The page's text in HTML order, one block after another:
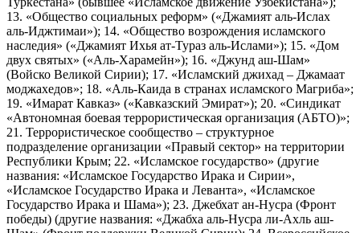
13. «Общество социальных реформ» («Джамият аль-Ислах
аль-Иджтимаи»); 14. «Общество возрождения исламского
наследия» («Джамият Ихья ат-Тураз аль-Ислами»); 15. «Дом
двух святых» («Аль-Харамейн»); 16. «Джунд аш-Шам»
(Войско Великой Сирии); 17. «Исламский джихад – Джамаат
моджахедов»; 18. «Аль-Каида в странах исламского Магриба»;
19. «Имарат Кавказ» («Кавказский Эмират»); 20. «Синдикат
«Автономная боевая террористическая организация (АБТО)»;
21. Террористическое сообщество – структурное
подразделение организации «Правый сектор» на территории
Республики Крым; 22. «Исламское государство» (другие
названия: «Исламское Государство Ирака и Сирии»,
«Исламское Государство Ирака и Леванта», «Исламское
Государство Ирака и Шама»); 23. Джебхат ан-Нусра (Фронт
победы) (другие названия: «Джабха аль-Нусра ли-Ахль аш-